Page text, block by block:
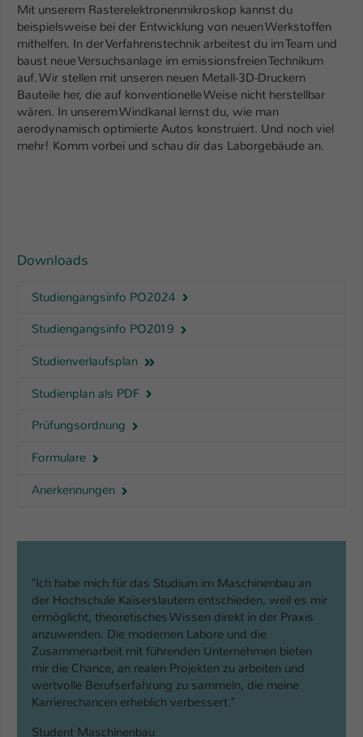
Mit unserem Rasterelektronenmikroskop kannst du
beispielsweise bei der Entwicklung von neuen Werkstoffen
mithelfen. In der Verfahrenstechnik arbeitest du im Team und
baust neue Versuchsanlage im emissionsfreien Technikum
auf. Wir stellen mit unseren neuen Metall-3D-Druckern
Bauteile her, die auf konventionelle Weise nicht herstellbar
wären. In unserem Windkanal lernst du, wie man
aerodynamisch optimierte Autos konstruiert. Und noch viel
mehr! Komm vorbei und schau dir das Laborgebäude an.
Downloads
Studiengangsinfo PO2024
Studiengangsinfo PO2019
Studienverlaufsplan
Studienplan als PDF
Prüfungsordnung
Formulare
Anerkennungen
"Ich habe mich für das Studium im Maschinenbau an
der Hochschule Kaiserslautern entschieden, weil es mir
ermöglicht, theoretisches Wissen direkt in der Praxis
anzuwenden. Die modernen Labore und die
Zusammenarbeit mit führenden Unternehmen bieten
mir die Chance, an realen Projekten zu arbeiten und
wertvolle Berufserfahrung zu sammeln, die meine
Karrierechancen erheblich verbessert."
Student Maschinenbau